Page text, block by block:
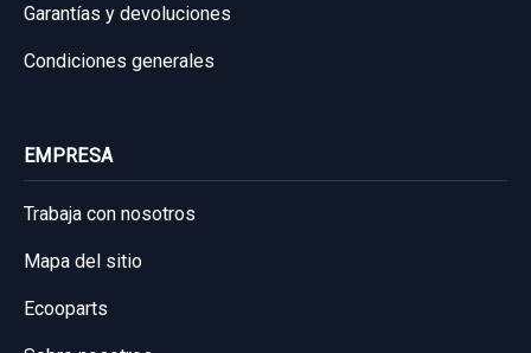
CAT
19,83 €
Sin IVA, gastos de envío no incluidos.
4851012B60
AMORTIGUADOR DELANTERO DERECHO...
TOYOTA COROLLA (E15) 1.4 TURBODIESEL
CAT
Garantías y devoluciones
Condiciones generales
EMPRESA
Trabaja con nosotros
Mapa del sitio
Ecooparts